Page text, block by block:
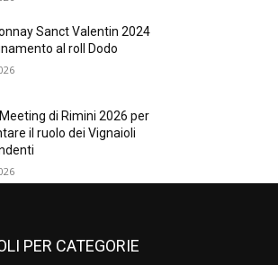
Sanct Valentin 2024
al roll Dodo
Meeting di Rimini 2026 per
il ruolo dei Vignaioli
PER CATEGORIE